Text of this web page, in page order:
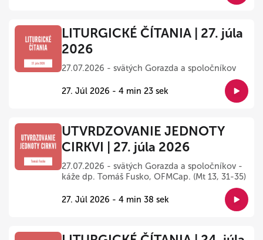
LITURGICKÉ ČÍTANIA | 27. júla
2026
27.07.2026 - svätých Gorazda a spoločníkov
27. Júl 2026 - 4 min 23 sek
UTVRDZOVANIE JEDNOTY
CIRKVI | 27. júla 2026
27.07.2026 - svätých Gorazda a spoločníkov -
káže dp. Tomáš Fusko, OFMCap. (Mt 13, 31-35)
27. Júl 2026 - 4 min 38 sek